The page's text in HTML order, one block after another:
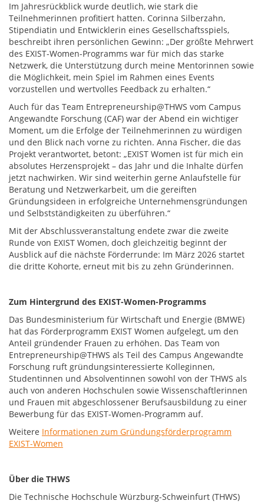
Im Jahresrückblick wurde deutlich, wie stark die
Teilnehmerinnen profitiert hatten. Corinna Silberzahn,
Stipendiatin und Entwicklerin eines Gesellschaftsspiels,
beschreibt ihren persönlichen Gewinn: „Der größte Mehrwert
des EXIST-Women-Programms war für mich das starke
Netzwerk, die Unterstützung durch meine Mentorinnen sowie
die Möglichkeit, mein Spiel im Rahmen eines Events
vorzustellen und wertvolles Feedback zu erhalten.“
Auch für das Team Entrepreneurship@THWS vom Campus
Angewandte Forschung (CAF) war der Abend ein wichtiger
Moment, um die Erfolge der Teilnehmerinnen zu würdigen
und den Blick nach vorne zu richten. Anna Fischer, die das
Projekt verantwortet, betont: „EXIST Women ist für mich ein
absolutes Herzensprojekt – das Jahr und die Inhalte dürfen
jetzt nachwirken. Wir sind weiterhin gerne Anlaufstelle für
Beratung und Netzwerkarbeit, um die gereiften
Gründungsideen in erfolgreiche Unternehmensgründungen
und Selbstständigkeiten zu überführen.“
Mit der Abschlussveranstaltung endete zwar die zweite
Runde von EXIST Women, doch gleichzeitig beginnt der
Ausblick auf die nächste Förderrunde: Im März 2026 startet
die dritte Kohorte, erneut mit bis zu zehn Gründerinnen.
Zum Hintergrund des EXIST-Women-Programms
Das Bundesministerium für Wirtschaft und Energie (BMWE)
hat das Förderprogramm EXIST Women aufgelegt, um den
Anteil gründender Frauen zu erhöhen. Das Team von
Entrepreneurship@THWS als Teil des Campus Angewandte
Forschung ruft gründungsinteressierte Kolleginnen,
Studentinnen und Absolventinnen sowohl von der THWS als
auch von anderen Hochschulen sowie Wissenschaftlerinnen
und Frauen mit abgeschlossener Berufsausbildung zu einer
Bewerbung für das EXIST-Women-Programm auf.
Weitere Informationen zum Gründungsförderprogramm
EXIST-Women
Über die THWS
Die Technische Hochschule Würzburg-Schweinfurt (THWS)